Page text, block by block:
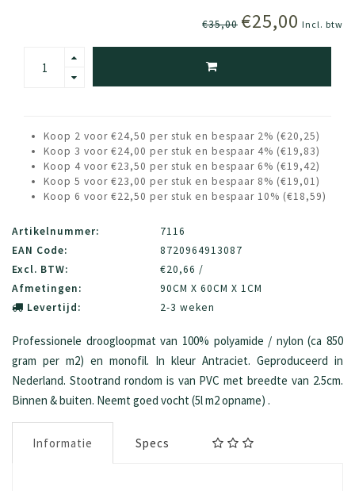
€35,00 €25,00 Incl. btw
Koop 2 voor €24,50 per stuk en bespaar 2% (€20,25)
Koop 3 voor €24,00 per stuk en bespaar 4% (€19,83)
Koop 4 voor €23,50 per stuk en bespaar 6% (€19,42)
Koop 5 voor €23,00 per stuk en bespaar 8% (€19,01)
Koop 6 voor €22,50 per stuk en bespaar 10% (€18,59)
Artikelnummer:
7116
EAN Code:
8720964913087
Excl. BTW:
€20,66 /
Afmetingen:
90CM X 60CM X 1CM
Levertijd:
2-3 weken
Professionele droogloopmat van 100% polyamide / nylon (ca 850
gram per m2) en monofil. In kleur Antraciet. Geproduceerd in
Nederland. Stootrand rondom is van PVC met breedte van 2.5cm.
Binnen & buiten. Neemt goed vocht (5l m2 opname) .
Informatie Specs